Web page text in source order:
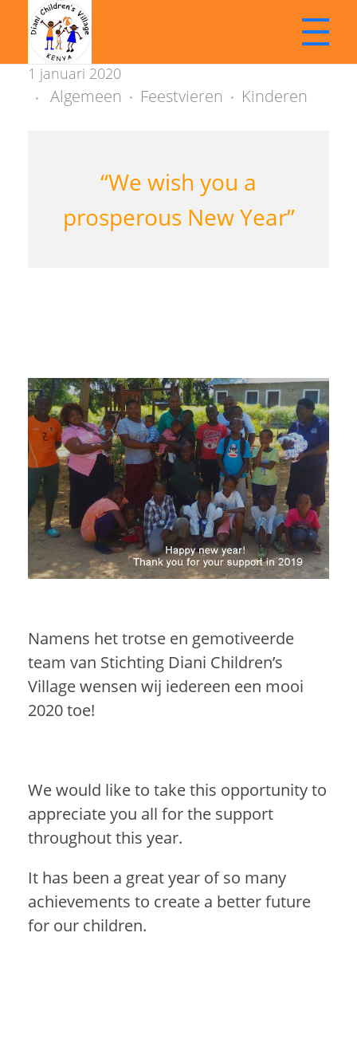
Stichting Diani Childrens Village | Kenia
Doneren | Kinderopvang | Betrokken | Ontwikkelen
H
a
1 januari 2020
Algemeen Feestvieren Kinderen
“We wish you a
prosperous New Year”
Namens het trotse en gemotiveerde
team van Stichting Diani Children’s
Village wensen wij iedereen een mooi
2020 toe!
We would like to take this opportunity to
appreciate you all for the support
throughout this year.
It has been a great year of so many
achievements to create a better future
for our children.